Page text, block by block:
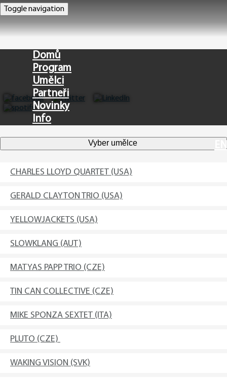
Toggle navigation
Domů
Program
Umělci
Partneři
Novinky
Info
Vyber umělce
CHARLES LLOYD QUARTET (USA)
GERALD CLAYTON TRIO (USA)
YELLOWJACKETS (USA)
SLOWKLANG (AUT)
MATYAS PAPP TRIO (CZE)
TIN CAN COLLECTIVE (CZE)
MIKE SPONZA SEXTET (ITA)
PLUTO (CZE)
WAKING VISION (SVK)